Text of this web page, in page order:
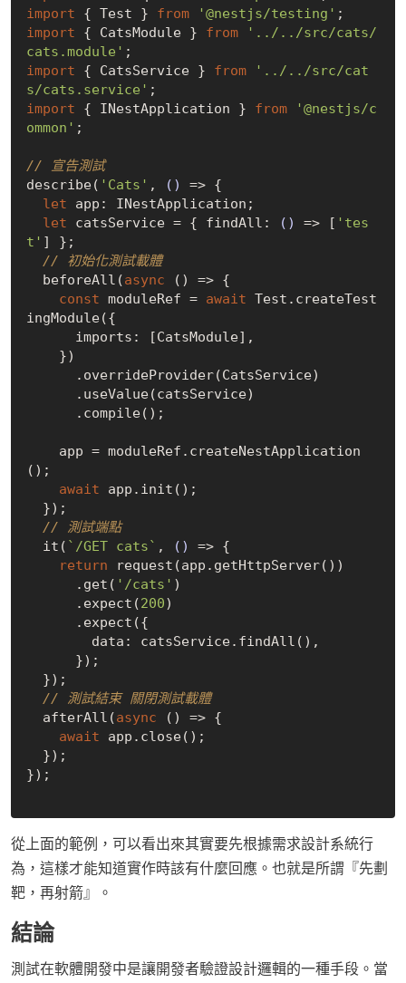
import { Test } from '@nestjs/testing'
import { CatsModule } from
'../../src/cats/
cats.module'
import { CatsService } from
'../../src/cat
s/cats.service'
import { INestApplication } from
'@nestjs/c
ommon' ;
// 宣告測試
describe( 'Cats' , () => {
let app: INestApplication;
let catsService = { findAll: () => [ 'tes
t' ] };
// 初始化測試載體
  beforeAll(
async () => {
const moduleRef = await Test.createTest
ingModule({
();
await app.init();
// 測試端點
  it(
`/GET cats` , () => {
return request(app.getHttpServer())
      .get(
'/cats' )
      .expect(
200)
// 測試結束 關閉測試載體
  afterAll(
async () => {
await app.close();
});
從上面的範例，可以看出來其實要先根據需求設計系統行
為，這樣才能知道實作時該有什麼回應。也就是所謂『先劃
靶，再射箭』。
結論
測試在軟體開發中是讓開發者驗證設計邏輯的一種手段。當